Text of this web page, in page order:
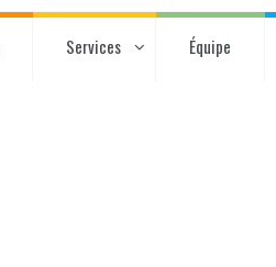
Services Équipe